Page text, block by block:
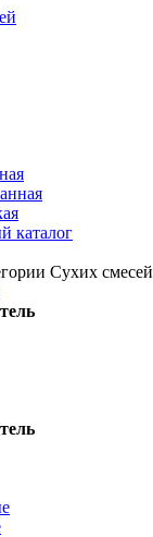
каталог
Сухих смесей